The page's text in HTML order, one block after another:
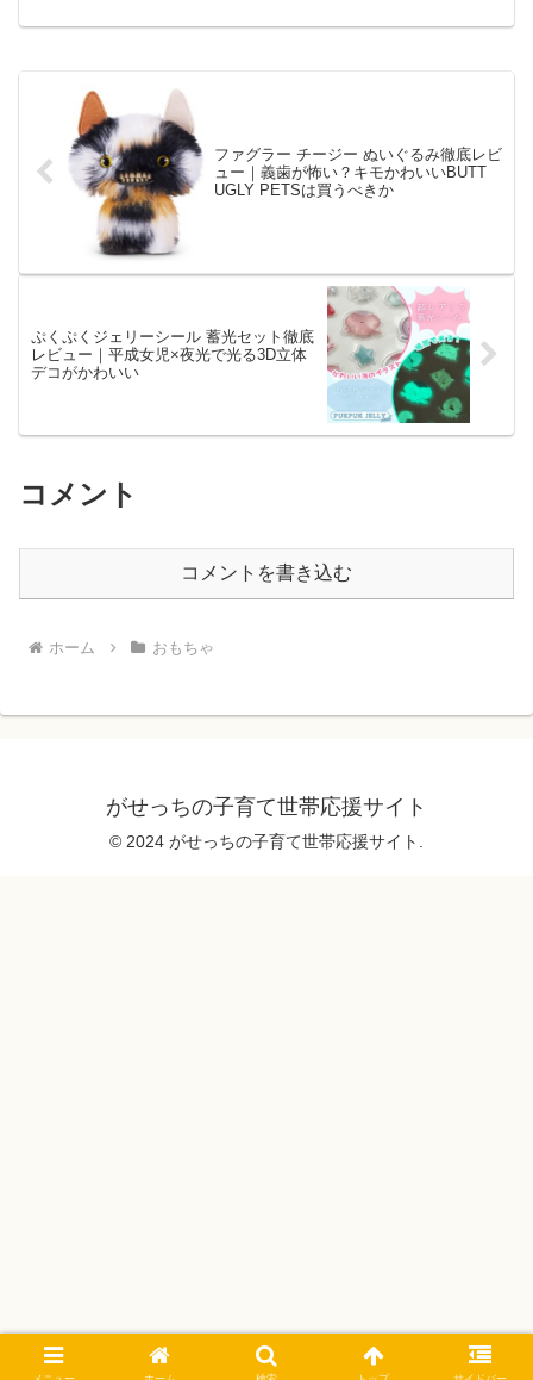
ファグラー チージー ぬいぐるみ徹底レビ
ュー｜義歯が怖い？キモかわいいBUTT
UGLY PETSは買うべきか
ぷくぷくジェリーシール 蓄光セット徹底
レビュー｜平成女児×夜光で光る3D立体
デコがかわいい
コメント
コメントを書き込む
ホーム おもちゃ
がせっちの子育て世帯応援サイト
© 2024 がせっちの子育て世帯応援サイト.